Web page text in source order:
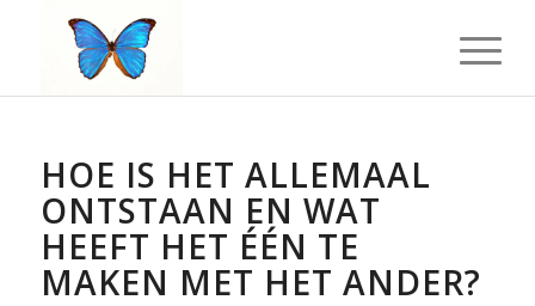
HOE IS HET ALLEMAAL
ONTSTAAN EN WAT
HEEFT HET ÉÉN TE
MAKEN MET HET ANDER?